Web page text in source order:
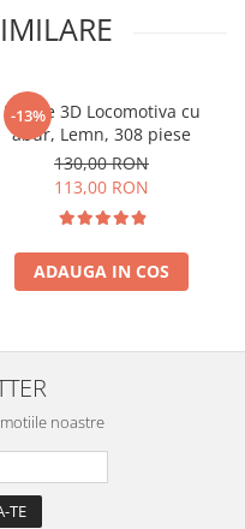
-13%
Puzzle 3D Locomotiva cu
abur, Lemn, 308 piese
130,00 RON
113,00 RON
ADAUGA IN COS
noastre